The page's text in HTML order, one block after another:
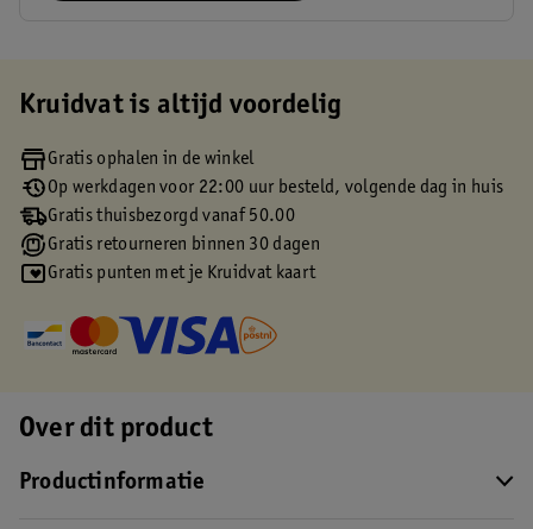
Kruidvat is altijd voordelig
Gratis ophalen in de winkel
Op werkdagen voor 22:00 uur besteld, volgende dag in huis
Gratis thuisbezorgd vanaf 50.00
Gratis retourneren binnen 30 dagen
Gratis punten met je Kruidvat kaart
Over dit product
Productinformatie